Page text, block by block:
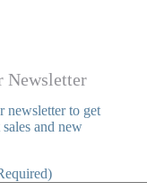
Newsletter
newsletter to get
and new